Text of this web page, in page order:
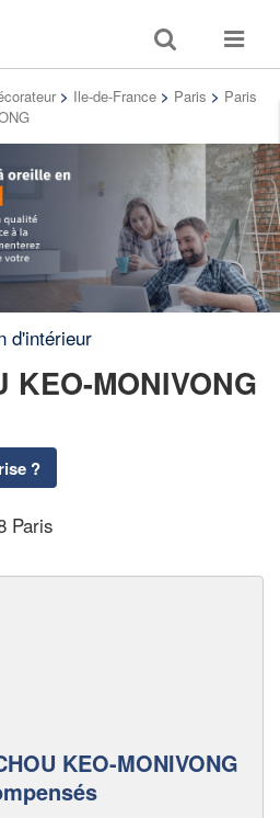
Toggle
search
Toggle
> Ile-de-France > Paris > Paris
d'intérieur
KEO-MONIVONG
?
Paris
KEO-MONIVONG